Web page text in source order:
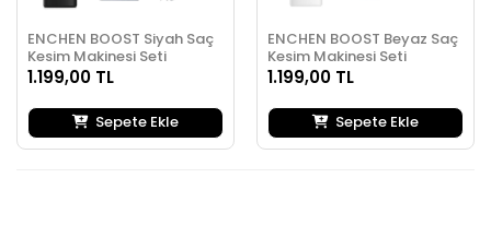
ENCHEN BOOST Siyah Saç
Kesim Makinesi Seti
1.199,00 TL
Sepete Ekle
ENCHEN BOOST Beyaz Saç
Kesim Makinesi Seti
1.199,00 TL
Sepete Ekle